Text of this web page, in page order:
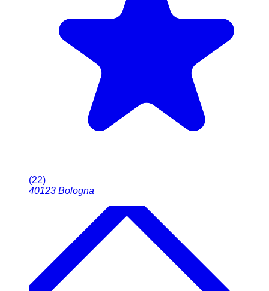
(22)
40123 Bologna